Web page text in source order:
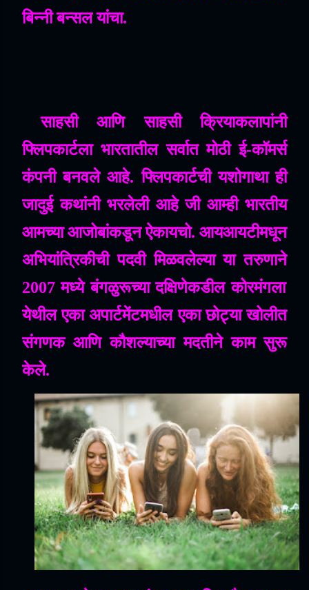
बिन्नी बन्सल यांचा.
साहसी आणि साहसी
क्रियाकलापांनी
फ्लिपकार्टला भारतातील सर्वात मोठी ई-कॉमर्स
कंपनी बनवले आहे.फ्लिपकार्टची यशोगाथा ही
जादुई कथांनी भरलेली आहे जी आम्ही भारतीय
आमच्या आजोबांकडून ऐकायचो. आयआयटीमधून
अभियांत्रिकीची पदवी मिळवलेल्या या तरुणाने
2007मध्ये बंगळुरूच्या दक्षिणेकडील कोरमंगला
येथील एका अपार्टमेंटमधील एका छोट्या खोलीत
संगणक आणि कौशल्याच्या मदतीने काम सुरू
केले.